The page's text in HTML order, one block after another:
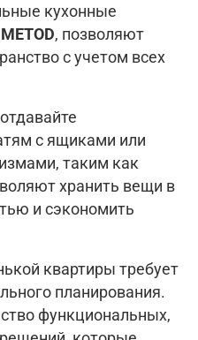
кухонные
METOD, позволяют
с учетом всех
с ящиками или
таким как
хранить вещи в
и сэкономить
квартиры требует
планирования.
функциональных,